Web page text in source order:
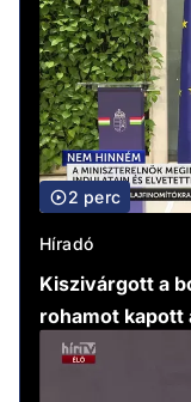
2 perc
Híradó
Kiszivárgott a
rohamot